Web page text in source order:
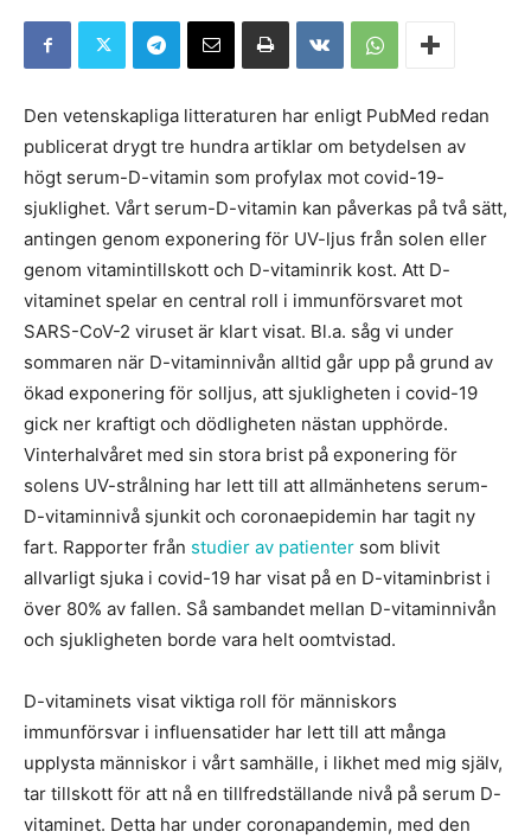
Den vetenskapliga litteraturen har enligt PubMed redan
publicerat drygt tre hundra artiklar om betydelsen av
högt serum-D-vitamin som profylax mot covid-19-
sjuklighet. Vårt serum-D-vitamin kan påverkas på två sätt,
antingen genom exponering för UV-ljus från solen eller
genom vitamintillskott och D-vitaminrik kost. Att D-
vitaminet spelar en central roll i immunförsvaret mot
SARS-CoV-2 viruset är klart visat. Bl.a. såg vi under
sommaren när D-vitaminnivån alltid går upp på grund av
ökad exponering för solljus, att sjukligheten i covid-19
gick ner kraftigt och dödligheten nästan upphörde.
Vinterhalvåret med sin stora brist på exponering för
solens UV-strålning har lett till att allmänhetens serum-
D-vitaminnivå sjunkit och coronaepidemin har tagit ny
fart. Rapporter från studier av patienter som blivit
allvarligt sjuka i covid-19 har visat på en D-vitaminbrist i
över 80% av fallen. Så sambandet mellan D-vitaminnivån
och sjukligheten borde vara helt oomtvistad.
D-vitaminets visat viktiga roll för människors
immunförsvar i influensatider har lett till att många
upplysta människor i vårt samhälle, i likhet med mig själv,
tar tillskott för att nå en tillfredställande nivå på serum D-
vitaminet. Detta har under coronapandemin, med den